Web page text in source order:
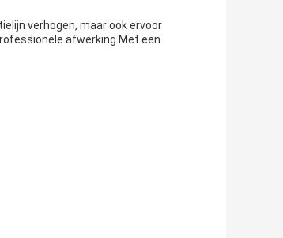
verhogen, maar ook ervoor
afwerking.Met een